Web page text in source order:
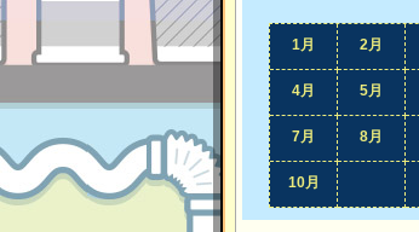
1月 2月
4月 5月
7月 8月
10月